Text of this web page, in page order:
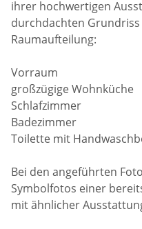
ihrer hochwertigen
durchdachten
Raumaufteilung:
Vorraum
großzügige Wohnküche
Schlafzimmer
Badezimmer
Toilette mit
Bei den angeführten
Symbolfotos einer
mit ähnlicher